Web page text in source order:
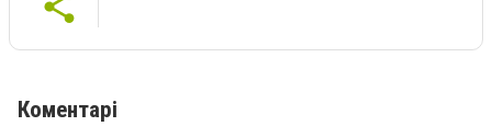
Коментарі